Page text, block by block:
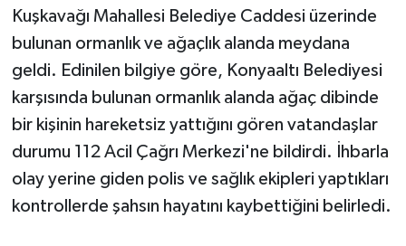
Kuşkavağı Mahallesi Belediye Caddesi üzerinde
bulunan ormanlık ve ağaçlık alanda meydana
geldi. Edinilen bilgiye göre, Konyaaltı Belediyesi
karşısında bulunan ormanlık alanda ağaç dibinde
bir kişinin hareketsiz yattığını gören vatandaşlar
durumu 112 Acil Çağrı Merkezi'ne bildirdi. İhbarla
olay yerine giden polis ve sağlık ekipleri yaptıkları
kontrollerde şahsın hayatını kaybettiğini belirledi.
YAZARLAR
RESMİ İLAN
MAGAZİN